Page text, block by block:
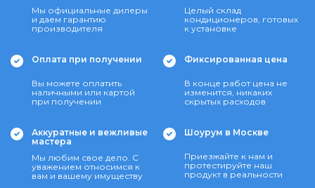
Мы официальные дилеры
и даем гарантию
производителя
Целый склад
кондиционеров, готовых
к установке
Оплата при получении
Вы можете оплатить
наличными или картой
при получении
Фиксированная цена
В конце работ цена не
изменится, никаких
скрытых расходов
Аккуратные и вежливые
мастера
Мы любим свое дело. С
уважением относимся к
вам и вашему имуществу
Шоурум в Москве
Приезжайте к нам и
протестируйте наш
продукт в реальности